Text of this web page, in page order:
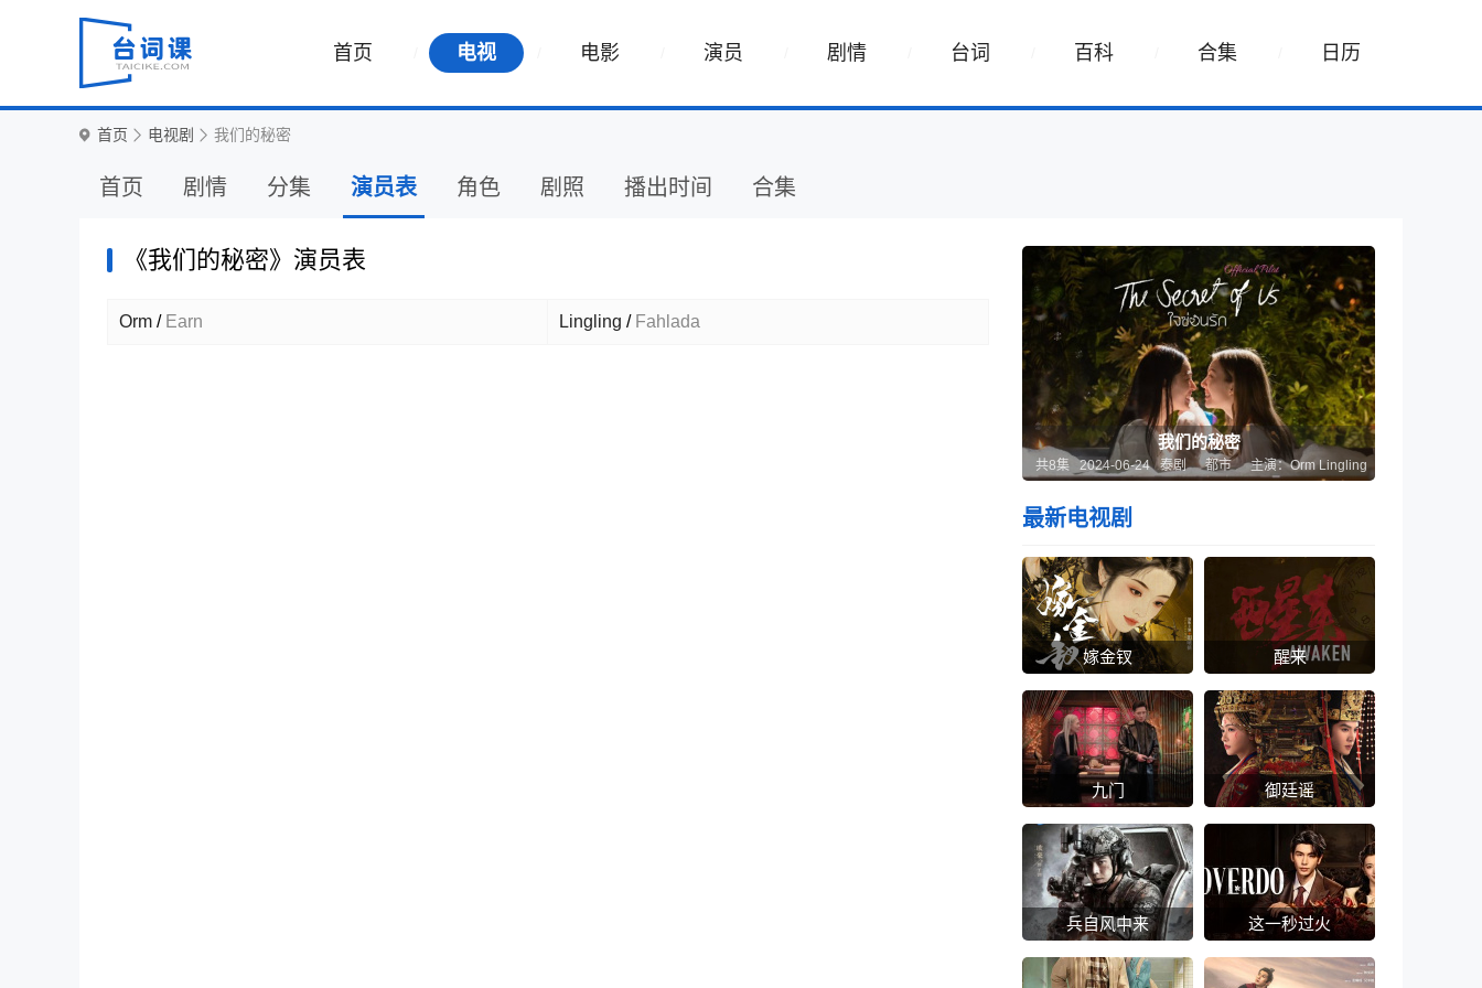
首页 电视 电影 演员 剧情 台词 百科 合集 日历
首页 电视剧 我们的秘密
首页 剧情 分集 演员表 角色 剧照 播出时间 合集
《我们的秘密》演员表
Orm / Earn Lingling / Fahlada
我们的秘密
共8集 2024-06-24 泰剧 都市 主演：Orm Lingling
最新电视剧
嫁金钗 醒来
九门 御廷谣
兵自风中来 这一秒过火